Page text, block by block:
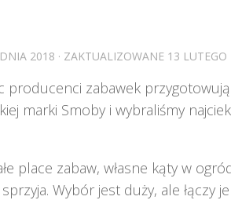
2018 · ZAKTUALIZOWANE 13 LUTEGO
zabawek
marki Smoby i wybraliśmy
place zabaw, własne kąty w
Wybór jest duży, ale łączy